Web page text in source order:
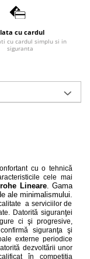
cu cardul
cu cardul simplu si in
siguranta
cu o tehnică
cele mai
Lineare. Gama
ale minimalismului.
a serviciilor de
Datorită siguranţei
ci şi progresive,
siguranţa şi
externe periodice
dezvoltării unor
în competiţia